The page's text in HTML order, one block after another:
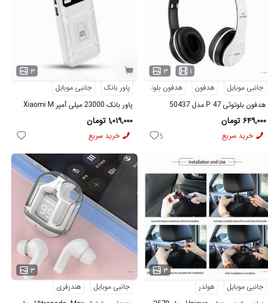
۳ ۱
...
جانبی موبایل
هدفون
هدفون بلوتوثی
هدفون بلوتوثی P 47 مدل 50437
۶۴۹,۰۰۰ تومان
خرید سریع 5
۳
پاور بانک
جانبی موبایل
پاور بانک 23000 میلی آمپر Xiaomi M
10 مدل 50218
۱,۰۱۹,۰۰۰ تومان
خرید سریع
۳
...
جانبی موبایل
هولدر
۳
...
جانبی موبایل
هندزفری